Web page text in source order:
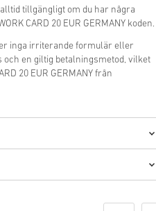
tillgängligt om du har några
CARD 20 EUR GERMANY koden.
inga irriterande formulär eller
en giltig betalningsmetod, vilket
20 EUR GERMANY från
och enkelt: